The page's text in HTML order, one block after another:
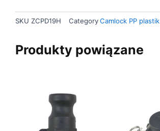
SKU ZCPD19H CategoryCamlock PP plastik
Produkty powiązane